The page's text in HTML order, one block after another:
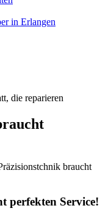
in Erlangen
braucht
perfekten Service!